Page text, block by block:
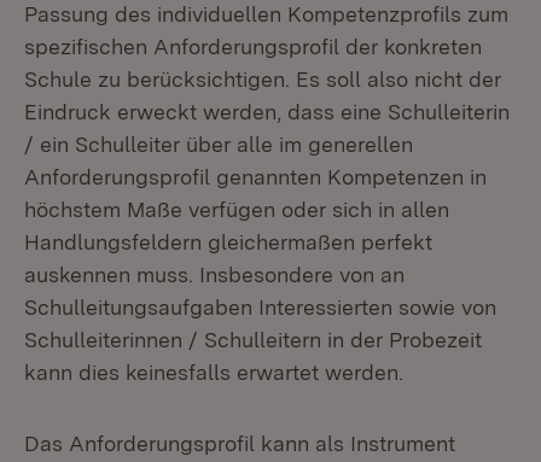
Passung des individuellen Kompetenzprofils zum
spezifischen Anforderungsprofil der konkreten
Schule zu berücksichtigen. Es soll also nicht der
Eindruck erweckt werden, dass eine Schulleiterin
/ ein Schulleiter über alle im generellen
Anforderungsprofil genannten Kompetenzen in
höchstem Maße verfügen oder sich in allen
Handlungsfeldern gleichermaßen perfekt
auskennen muss. Insbesondere von an
Schulleitungsaufgaben Interessierten sowie von
Schulleiterinnen / Schulleitern in der Probezeit
kann dies keinesfalls erwartet werden.
Das Anforderungsprofil kann als Instrument